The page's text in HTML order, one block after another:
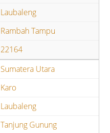
Laubaleng
Rambah Tampu
22164
Sumatera Utara
Karo
Laubaleng
Tanjung Gunung